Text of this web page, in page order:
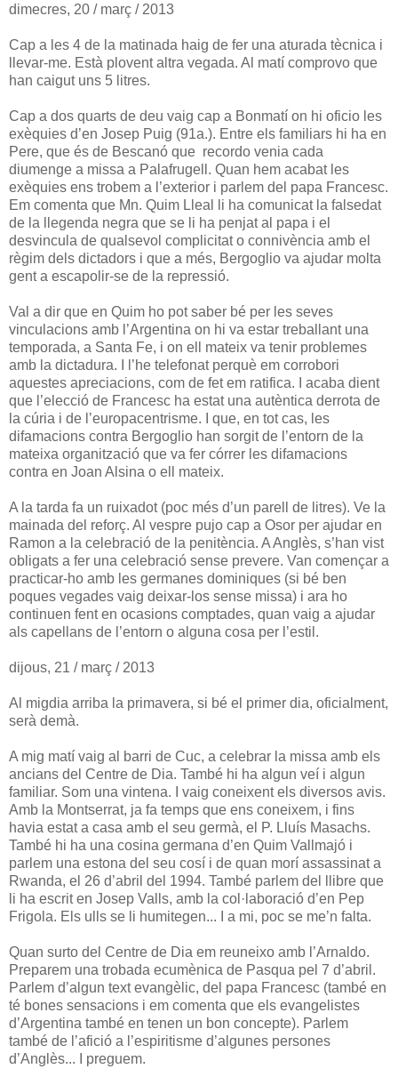
dimecres, 20 / març / 2013
Cap a les 4 de la matinada haig de fer una aturada tècnica i
llevar-me. Està plovent altra vegada. Al matí comprovo que
han caigut uns 5 litres.
Cap a dos quarts de deu vaig cap a Bonmatí on hi oficio les
exèquies d’en Josep Puig (91a.). Entre els familiars hi ha en
Pere, que és de Bescanó que recordo venia cada
diumenge a missa a Palafrugell. Quan hem acabat les
exèquies ens trobem a l’exterior i parlem del papa Francesc.
Em comenta que Mn. Quim Lleal li ha comunicat la falsedat
de la llegenda negra que se li ha penjat al papa i el
desvincula de qualsevol complicitat o connivència amb el
règim dels dictadors i que a més, Bergoglio va ajudar molta
gent a escapolir-se de la repressió.
Val a dir que en Quim ho pot saber bé per les seves
vinculacions amb l’Argentina on hi va estar treballant una
temporada, a Santa Fe, i on ell mateix va tenir problemes
amb la dictadura. I l’he telefonat perquè em corrobori
aquestes apreciacions, com de fet em ratifica. I acaba dient
que l’elecció de Francesc ha estat una autèntica derrota de
la cúria i de l’europacentrisme. I que, en tot cas, les
difamacions contra Bergoglio han sorgit de l’entorn de la
mateixa organització que va fer córrer les difamacions
contra en Joan Alsina o ell mateix.
A la tarda fa un ruixadot (poc més d’un parell de litres). Ve la
mainada del reforç. Al vespre pujo cap a Osor per ajudar en
Ramon a la celebració de la penitència. A Anglès, s’han vist
obligats a fer una celebració sense prevere. Van començar a
practicar-ho amb les germanes dominiques (si bé ben
poques vegades vaig deixar-los sense missa) i ara ho
continuen fent en ocasions comptades, quan vaig a ajudar
als capellans de l’entorn o alguna cosa per l’estil.
dijous, 21 / març / 2013
Al migdia arriba la primavera, si bé el primer dia, oficialment,
serà demà.
A mig matí vaig al barri de Cuc, a celebrar la missa amb els
ancians del Centre de Dia. També hi ha algun veí i algun
familiar. Som una vintena. I vaig coneixent els diversos avis.
Amb la Montserrat, ja fa temps que ens coneixem, i fins
havia estat a casa amb el seu germà, el P. Lluís Masachs.
També hi ha una cosina germana d’en Quim Vallmajó i
parlem una estona del seu cosí i de quan morí assassinat a
Rwanda, el 26 d’abril del 1994. També parlem del llibre que
li ha escrit en Josep Valls, amb la col·laboració d’en Pep
Frigola. Els ulls se li humitegen... I a mi, poc se me’n falta.
Quan surto del Centre de Dia em reuneixo amb l’Arnaldo.
Preparem una trobada ecumènica de Pasqua pel 7 d’abril.
Parlem d’algun text evangèlic, del papa Francesc (també en
té bones sensacions i em comenta que els evangelistes
d’Argentina també en tenen un bon concepte). Parlem
també de l’afició a l’espiritisme d’algunes persones
d’Anglès... I preguem.